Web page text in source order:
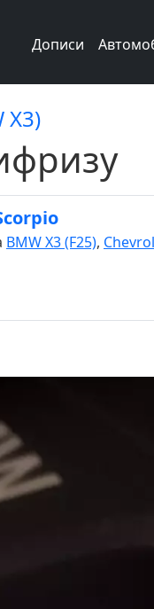
Дописи
X3)
BMW X3 (F25),